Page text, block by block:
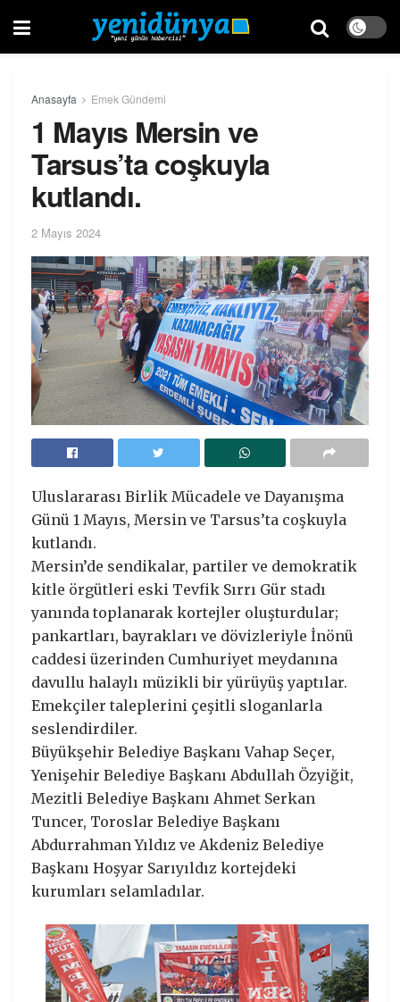
Anasayfa Emek Gündemi
1 Mayıs Mersin ve
Tarsus’ta coşkuyla
kutlandı.
2 Mayıs 2024
Uluslararası Birlik Mücadele ve Dayanışma
Günü 1 Mayıs, Mersin ve Tarsus’ta coşkuyla
kutlandı.
Mersin’de sendikalar, partiler ve demokratik
kitle örgütleri eski Tevfik Sırrı Gür stadı
yanında toplanarak kortejler oluşturdular;
pankartları, bayrakları ve dövizleriyle İnönü
caddesi üzerinden Cumhuriyet meydanına
davullu halaylı müzikli bir yürüyüş yaptılar.
Emekçiler taleplerini çeşitli sloganlarla
seslendirdiler.
Büyükşehir Belediye Başkanı Vahap Seçer,
Yenişehir Belediye Başkanı Abdullah Özyiğit,
Mezitli Belediye Başkanı Ahmet Serkan
Tuncer, Toroslar Belediye Başkanı
Abdurrahman Yıldız ve Akdeniz Belediye
Başkanı Hoşyar Sarıyıldız kortejdeki
kurumları selamladılar.